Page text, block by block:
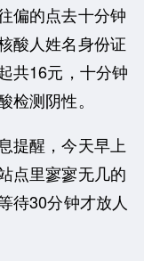
偏的点去十分钟
酸人姓名身份证
共16元，十分钟
测阴性。
醒，今天早上
点里寥寥无几的
待30分钟才放人